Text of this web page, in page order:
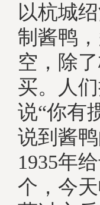
以杭城
制酱鸭
空，除
买。人
说“你有
说到酱
1935年
个，今